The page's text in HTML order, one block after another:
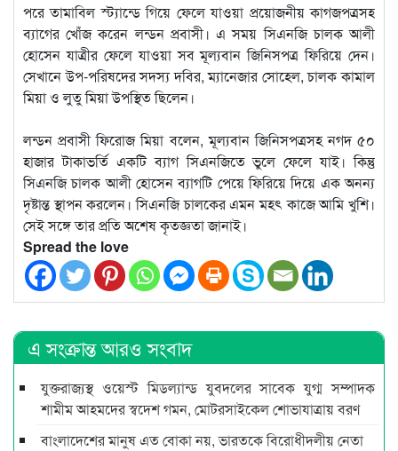
পরে তামাবিল স্ট্যান্ডে গিয়ে ফেলে যাওয়া প্রয়োজনীয় কাগজপত্রসহ
ব্যাগের খোঁজ করেন লন্ডন প্রবাসী। এ সময় সিএনজি চালক আলী
হোসেন যাত্রীর ফেলে যাওয়া সব মূল্যবান জিনিসপত্র ফিরিয়ে দেন।
সেখানে উপ-পরিষদের সদস্য দবির, ম্যানেজার সোহেল, চালক কামাল
মিয়া ও লুতু মিয়া উপস্থিত ছিলেন।
লন্ডন প্রবাসী ফিরোজ মিয়া বলেন, মূল্যবান জিনিসপত্রসহ নগদ ৫০
হাজার টাকাভর্তি একটি ব্যাগ সিএনজিতে ভুলে ফেলে যাই। কিন্তু
সিএনজি চালক আলী হোসেন ব্যাগটি পেয়ে ফিরিয়ে দিয়ে এক অনন্য
দৃষ্টান্ত স্থাপন করলেন। সিএনজি চালকের এমন মহৎ কাজে আমি খুশি।
সেই সঙ্গে তার প্রতি অশেষ কৃতজ্ঞতা জানাই।
Spread the love
এ সংক্রান্ত আরও সংবাদ
যুক্তরাজ্যস্থ ওয়েস্ট মিডল্যান্ড যুবদলের সাবেক যুগ্ম সম্পাদক
শামীম আহমদের স্বদেশ গমন, মোটরসাইকেল শোভাযাত্রায় বরণ
বাংলাদেশের মানুষ এত বোকা নয়, ভারতকে বিরোধীদলীয় নেতা